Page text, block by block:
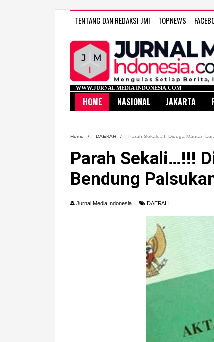
TENTANG DAN REDAKSI JMI TOPNEWS
WWW.JURNAL MEDIA INDONESIA.COM
HOME NASIONAL JAKARTA
Home / DAERAH / Parah Sekali…!!! Diduga Mantan
Parah Sekali…!!!
Bendung
Jurnal Media Indonesia DAERAH